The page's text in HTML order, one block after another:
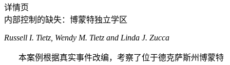
详情页
内部控制的缺失：博蒙特独立学区
Russell I. Tietz, Wendy M. Tietz and Linda J. Zucca
本案例根据真实事件改编，考察了位于德克萨斯州博蒙特